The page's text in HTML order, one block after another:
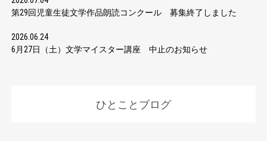
第29回児童生徒文学作品朗読コンクール 募集終了しました
2026.06.24
6月27日（土）文学マイスター講座 中止のお知らせ
ひとことブログ